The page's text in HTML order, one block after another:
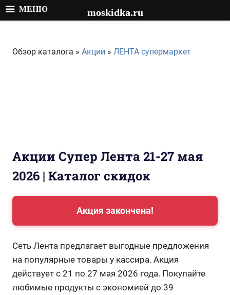
содержимому
Обзор каталога » Акции » ЛЕНТА супермаркет
Акции Супер Лента 21-27 мая
2026 | Каталог скидок
Акция закончена!
Сеть Лента предлагает выгодные предложения
на популярные товары у кассира. Акция
действует с 21 по 27 мая 2026 года. Покупайте
любимые продукты с экономией до 39
МЕНЮ moskidka.ru